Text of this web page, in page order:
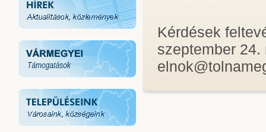
Kérdések
szeptember